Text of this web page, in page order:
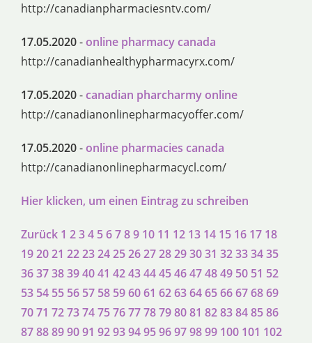
http://canadianpharmaciesntv.com/
17.05.2020-online pharmacy canada
http://canadianhealthypharmacyrx.com/
17.05.2020-canadian pharcharmy online
http://canadianonlinepharmacyoffer.com/
17.05.2020-online pharmacies canada
http://canadianonlinepharmacycl.com/
Hier klicken, um einen Eintrag zu schreiben
Zurück 1 234 56789 10 11 12 13 14 15 16 17 18
192021 22232425262728293031 32333435
363738394041 4243444546474849 50 51 52
53 54 55 56 57 58 596061 6263646566676869
7071 72737475767778798081 8283848586
8788899091 9293949596979899 100 101 102